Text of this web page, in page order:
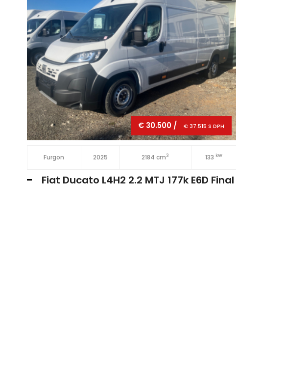
€ 30.500 / € 37.515 S DPH
Furgon 2025 2184 cm3 133 kW
Fiat Ducato L4H2 2.2 MTJ 177k E6D Final